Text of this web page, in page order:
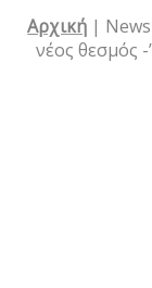
Αρχική |
νέος θεσμός -